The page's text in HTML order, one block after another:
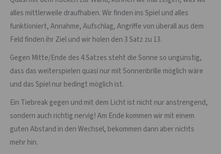
alles mittlerweile draufhaben. Wir finden ins Spiel und alles
funktioniert, Annahme, Aufschlag, Angriffe von überall aus dem
Feld finden ihr Ziel und wir holen den 3 Satz zu 13.
Gegen Mitte/Ende des 4.Satzes steht die Sonne so ungünstig,
dass das weiterspielen quasi nur mit Sonnenbrille möglich wäre
und das Spiel nur bedingt möglich ist.
Ein Tiebreak gegen und mit dem Licht ist nicht nur anstrengend,
sondern auch richtig nervig! Am Ende kommen wir mit einem
guten Abstand in den Wechsel, bekommen dann aber nichts
mehr hin.